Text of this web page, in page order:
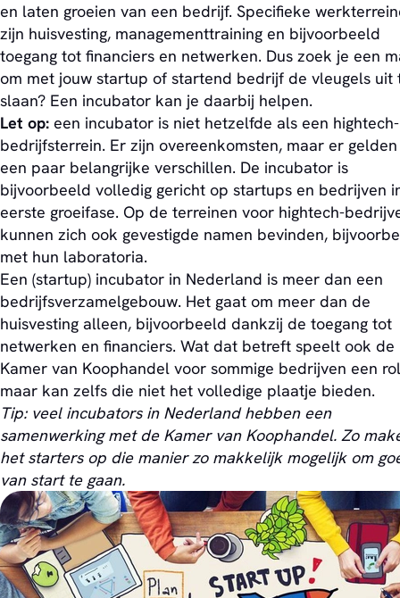
en laten groeien van een bedrijf. Specifieke
zijn huisvesting, managementtraining en bijvoorbeeld
toegang tot financiers en netwerken. Dus zoek je een
om met jouw startup of startend bedrijf de vleugels uit
slaan? Een incubator kan je daarbij helpen.
Let op: een incubator is niet hetzelfde als een hightech-
bedrijfsterrein. Er zijn overeenkomsten, maar er
een paar belangrijke verschillen. De incubator is
bijvoorbeeld volledig gericht op startups en bedrijven
eerste groeifase. Op de terreinen voor hightech-
kunnen zich ook gevestigde namen bevinden,
met hun laboratoria.
Een (startup) incubator in Nederland is meer dan een
bedrijfsverzamelgebouw. Het gaat om meer dan de
huisvesting alleen, bijvoorbeeld dankzij de toegang tot
netwerken en financiers. Wat dat betreft speelt ook de
Kamer van Koophandel voor sommige bedrijven een
maar kan zelfs die niet het volledige plaatje bieden.
Tip: veel incubators in Nederland hebben een
samenwerking met de Kamer van Koophandel. Zo
het starters op die manier zo makkelijk mogelijk om
van start te gaan.